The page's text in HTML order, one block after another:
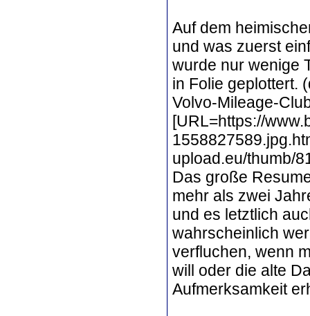
Auf dem
und was zuerst
wurde nur wenige
in Folie geplottert.
Volvo-Mileage-
[URL=https://
upload.eu/thumb/
Das große
mehr als zwei
und es letztlich
wahrscheinlich
verfluchen, wenn
will oder die alte
Aufmerksamkeit